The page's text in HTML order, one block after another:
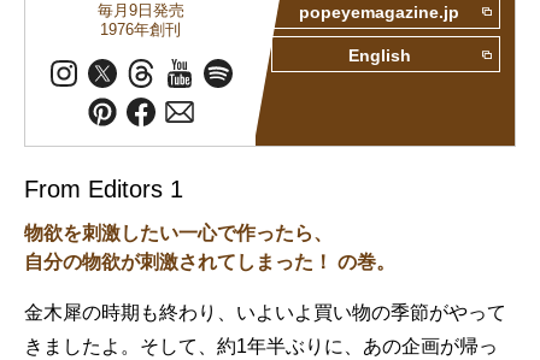
毎月9日発売
1976年創刊
popeyemagazine.jp
English
From Editors 1
物欲を刺激したい一心で作ったら、
自分の物欲が刺激されてしまった！ の巻。
金木犀の時期も終わり、いよいよ買い物の季節がやって
きましたよ。そして、約1年半ぶりに、あの企画が帰っ